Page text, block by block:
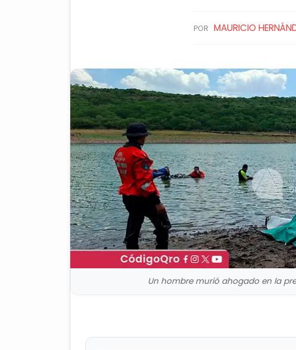
POR MAURICIO
Un hombre murió ahogado en la